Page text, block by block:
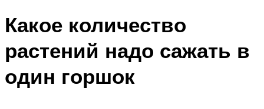
Какое количество
растений надо сажать в
один горшок